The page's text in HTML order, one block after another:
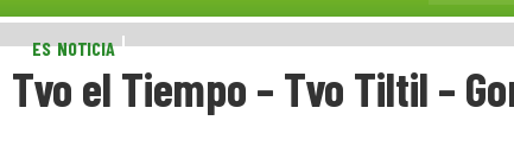
ES NOTICIA
Tvo el Tiempo – Tvo Tiltil –